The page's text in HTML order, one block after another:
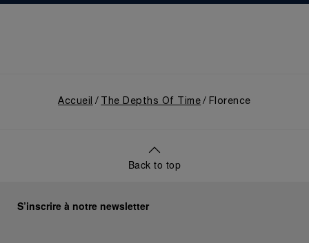
Accueil The Depths Of Time Florence
Back to top
S’inscrire à notre newsletter